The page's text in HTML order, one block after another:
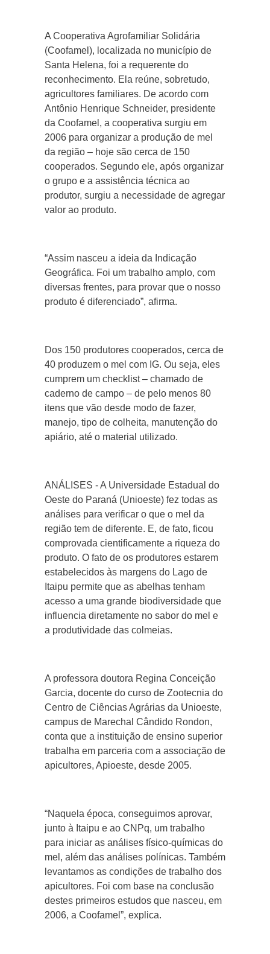
A Cooperativa Agrofamiliar Solidária
(Coofamel), localizada no município de
Santa Helena, foi a requerente do
reconhecimento. Ela reúne, sobretudo,
agricultores familiares. De acordo com
Antônio Henrique Schneider, presidente
da Coofamel, a cooperativa surgiu em
2006 para organizar a produção de mel
da região – hoje são cerca de 150
cooperados. Segundo ele, após organizar
o grupo e a assistência técnica ao
produtor, surgiu a necessidade de agregar
valor ao produto.
“Assim nasceu a ideia da Indicação
Geográfica. Foi um trabalho amplo, com
diversas frentes, para provar que o nosso
produto é diferenciado”, afirma.
Dos 150 produtores cooperados, cerca de
40 produzem o mel com IG. Ou seja, eles
cumprem um checklist – chamado de
caderno de campo – de pelo menos 80
itens que vão desde modo de fazer,
manejo, tipo de colheita, manutenção do
apiário, até o material utilizado.
ANÁLISES - A Universidade Estadual do
Oeste do Paraná (Unioeste) fez todas as
análises para verificar o que o mel da
região tem de diferente. E, de fato, ficou
comprovada cientificamente a riqueza do
produto. O fato de os produtores estarem
estabelecidos às margens do Lago de
Itaipu permite que as abelhas tenham
acesso a uma grande biodiversidade que
influencia diretamente no sabor do mel e
a produtividade das colmeias.
A professora doutora Regina Conceição
Garcia, docente do curso de Zootecnia do
Centro de Ciências Agrárias da Unioeste,
campus de Marechal Cândido Rondon,
conta que a instituição de ensino superior
trabalha em parceria com a associação de
apicultores, Apioeste, desde 2005.
“Naquela época, conseguimos aprovar,
junto à Itaipu e ao CNPq, um trabalho
para iniciar as análises físico-químicas do
mel, além das análises polínicas. Também
levantamos as condições de trabalho dos
apicultores. Foi com base na conclusão
destes primeiros estudos que nasceu, em
2006, a Coofamel”, explica.